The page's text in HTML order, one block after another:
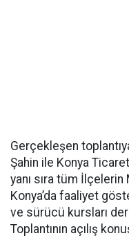
Gerçekleşen
Şahin ile Konya Ticaret
yanı sıra tüm
Konya’da faaliyet
ve sürücü kursları
Toplantının açılış